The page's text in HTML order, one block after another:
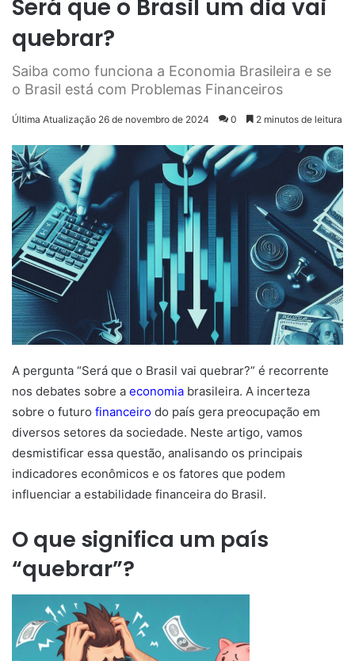
Será que o Brasil um dia vai
quebrar?
Saiba como funciona a Economia Brasileira e se
o Brasil está com Problemas Financeiros
Última Atualização 26 de novembro de 2024 0 2 minutos de leitura
A pergunta “Será que o Brasil vai quebrar?” é recorrente
nos debates sobre a economia brasileira. A incerteza
sobre o futuro financeiro do país gera preocupação em
diversos setores da sociedade. Neste artigo, vamos
desmistificar essa questão, analisando os principais
indicadores econômicos e os fatores que podem
influenciar a estabilidade financeira do Brasil.
O que significa um país
“quebrar”?